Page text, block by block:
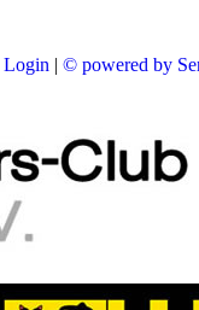
Login | © powered by